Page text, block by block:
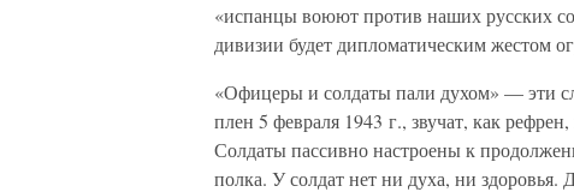
«испанцы воюют против наших русских
дивизии будет дипломатическим жестом
«Офицеры и солдаты пали духом» — эти
плен 5 февраля 1943 г., звучат, как
Солдаты пассивно настроены к
полка. У солдат нет ни духа, ни